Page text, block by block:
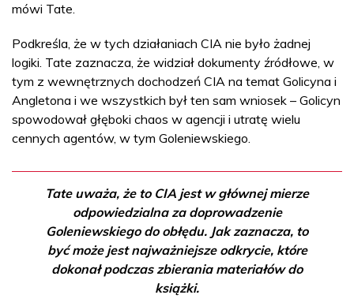
mówi Tate.
Podkreśla, że w tych działaniach CIA nie było żadnej
logiki. Tate zaznacza, że widział dokumenty źródłowe, w
tym z wewnętrznych dochodzeń CIA na temat Golicyna i
Angletona i we wszystkich był ten sam wniosek – Golicyn
spowodował głęboki chaos w agencji i utratę wielu
cennych agentów, w tym Goleniewskiego.
Tate uważa, że to CIA jest w głównej mierze
odpowiedzialna za doprowadzenie
Goleniewskiego do obłędu. Jak zaznacza, to
być może jest najważniejsze odkrycie, które
dokonał podczas zbierania materiałów do
książki.